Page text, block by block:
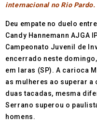
internacional no Rio
Deu empate no duelo
Candy Hannemann AJGA
Campeonato Juvenil de
encerrado neste
em Iaras (SP). A carioca
as mulheres ao superar a
duas tacadas, mesma
Serrano superou o
homens.